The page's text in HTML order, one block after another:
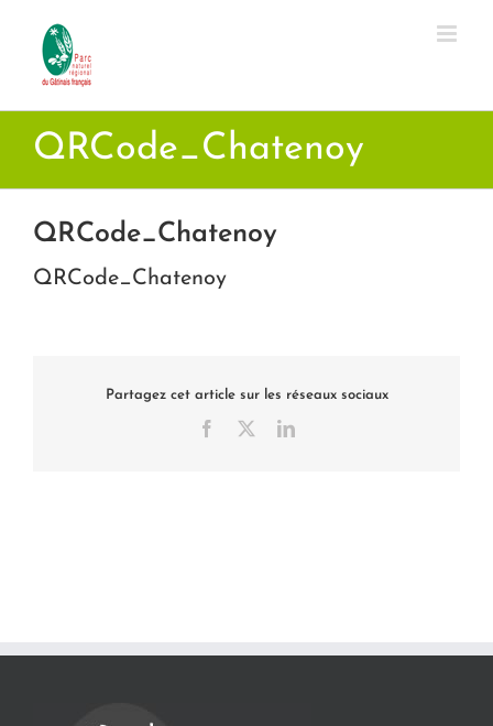
contenu
QRCode_Chatenoy
QRCode_Chatenoy
QRCode_Chatenoy
Partagez cet article sur les réseaux sociaux
Facebook LinkedIn